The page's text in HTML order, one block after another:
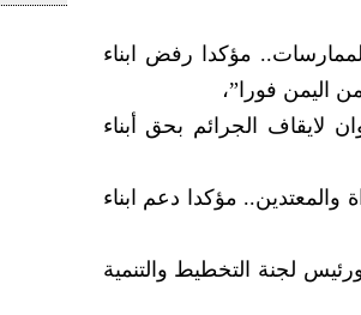
مؤكدا رفض ابناء
اليمن فورا”،
لايقاف الجرائم بحق أبناء
مؤكدا دعم ابناء
لجنة التخطيط والتنمية